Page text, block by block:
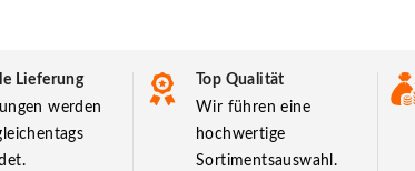
Lieferung
werden
Top Qualität
Wir führen eine
hochwertige
Sortimentsauswahl.